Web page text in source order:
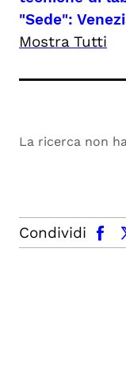
"Sede":
Mostra Tutti
La ricerca non
Condividi
facebook